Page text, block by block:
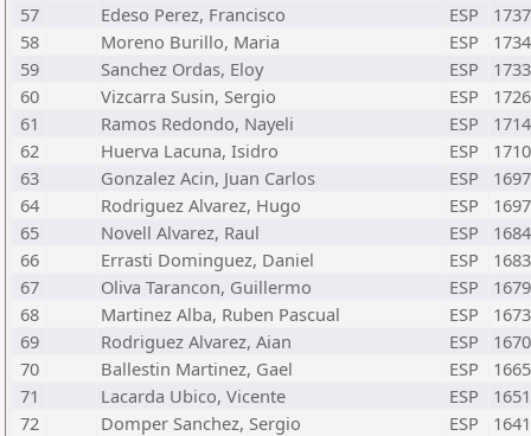
57
Edeso Perez, Francisco ESP
1737
58
Moreno Burillo, Maria ESP
1734
59
Sanchez Ordas, Eloy ESP
1733
60
Vizcarra Susin, Sergio ESP
1726
61
Ramos Redondo, Nayeli ESP
1714
62
Huerva Lacuna, Isidro ESP
1710
63
Gonzalez Acin, Juan Carlos ESP
1697
64
Rodriguez Alvarez, Hugo ESP
1697
65
Novell Alvarez, Raul ESP
1684
66
Errasti Dominguez, Daniel ESP
1683
67
Oliva Tarancon, Guillermo ESP
1679
68
Martinez Alba, Ruben Pascual ESP
1673
69
Rodriguez Alvarez, Aian ESP
1670
70
Ballestin Martinez, Gael ESP
1665
71
Lacarda Ubico, Vicente ESP
1651
72
Domper Sanchez, Sergio ESP
1641